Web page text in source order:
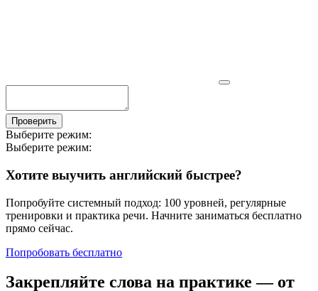
Проверить
Выберите режим:
Выберите режим:
Хотите выучить английский быстрее?
Попробуйте системный подход: 100 уровней, регулярные
тренировки и практика речи. Начните заниматься бесплатно
прямо сейчас.
Попробовать бесплатно
Закрепляйте слова на практике — от